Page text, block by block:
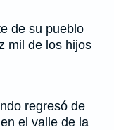
de su pueblo
mil de los hijos
regresó de
el valle de la